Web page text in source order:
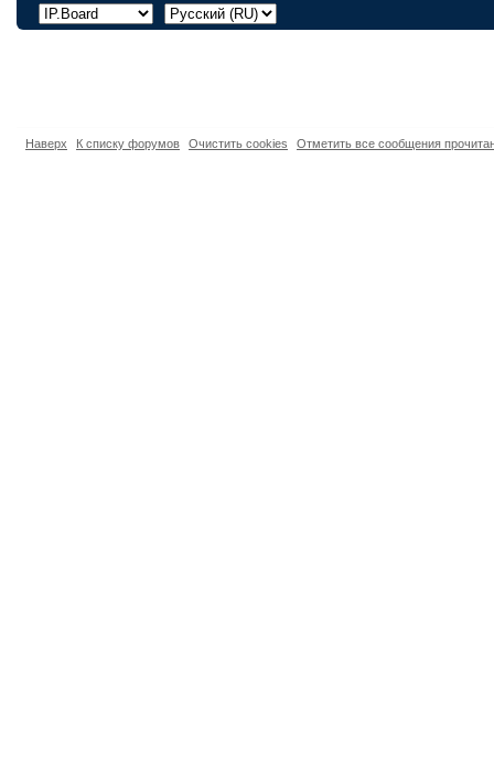
Наверх К списку форумов Очистить cookies Отметить все сообщения